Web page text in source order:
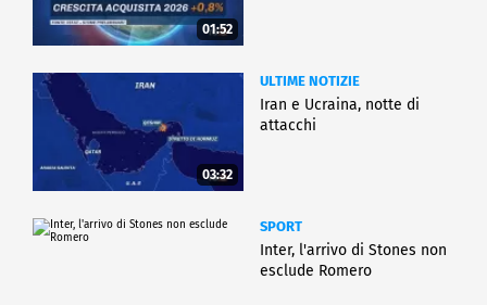
01:52
03:32
ULTIME NOTIZIE
Iran e Ucraina, notte di
attacchi
SPORT
Inter, l'arrivo di Stones non
esclude Romero